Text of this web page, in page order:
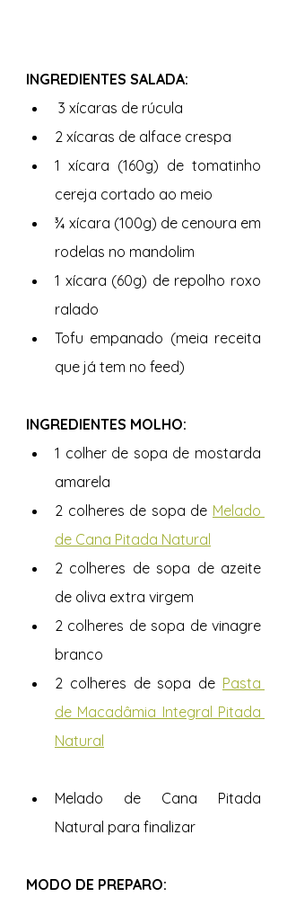
INGREDIENTES SALADA:
3 xícaras de rúcula
2 xícaras de alface crespa
1 xícara (160g) de tomatinho
cereja cortado ao meio
¾ xícara (100g) de cenoura em
rodelas no mandolim
1 xícara (60g) de repolho roxo
ralado
Tofu empanado (meia receita
que já tem no feed)
INGREDIENTES MOLHO:
1 colher de sopa de mostarda
amarela
2 colheres de sopa de Melado
de Cana Pitada Natural
2 colheres de sopa de azeite
de oliva extra virgem
2 colheres de sopa de vinagre
branco
2 colheres de sopa de Pasta
de Macadâmia Integral Pitada
Natural
Melado de Cana Pitada
Natural para finalizar
MODO DE PREPARO: